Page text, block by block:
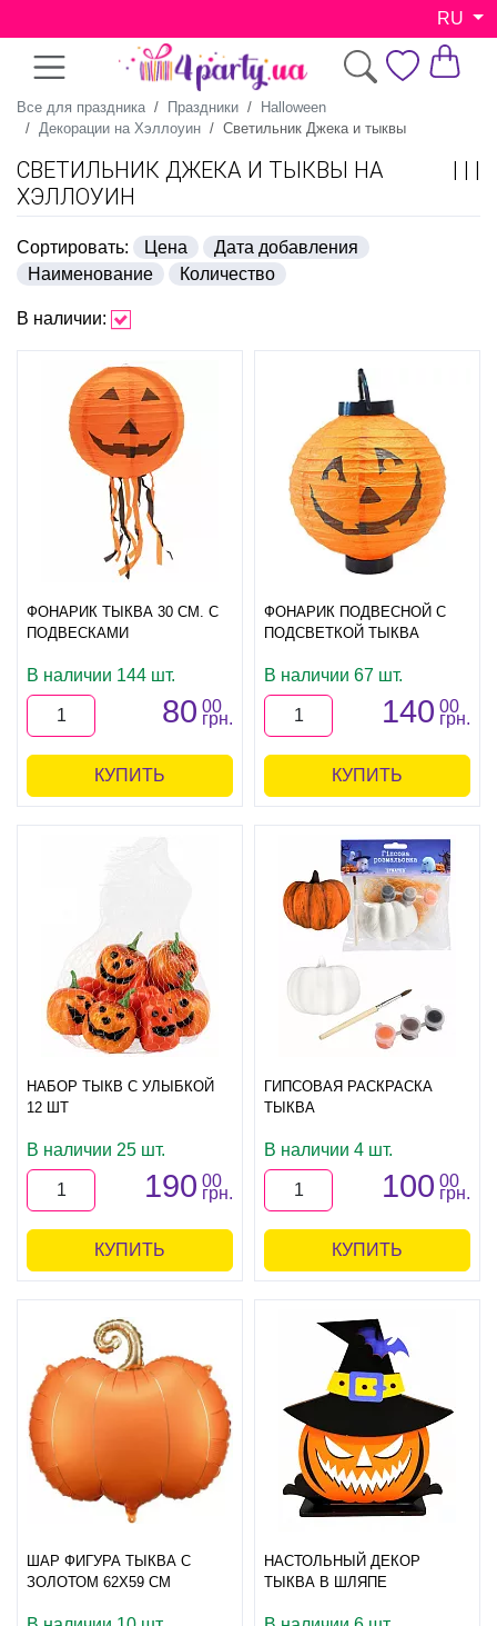
RU
Все для праздника Праздники
Halloween
Декорации на Хэллоуин
Светильник Джека и тыквы
СВЕТИЛЬНИК ДЖЕКА И ТЫКВЫ НА
ХЭЛЛОУИН
Сортировать: Цена
Дата добавления
Наименование
Количество
В наличии:
ФОНАРИК ТЫКВА 30 СМ. С
ПОДВЕСКАМИ
В наличии 144 шт.
80 00
грн.
КУПИТЬ
ФОНАРИК ПОДВЕСНОЙ С
ПОДСВЕТКОЙ ТЫКВА
В наличии 67 шт.
140 00
грн.
КУПИТЬ
НАБОР ТЫКВ С УЛЫБКОЙ
12 ШТ
В наличии 25 шт.
190 00
грн.
КУПИТЬ
ГИПСОВАЯ РАСКРАСКА
ТЫКВА
В наличии 4 шт.
100 00
грн.
КУПИТЬ
ШАР ФИГУРА ТЫКВА С
ЗОЛОТОМ 62Х59 СМ
НАСТОЛЬНЫЙ ДЕКОР
ТЫКВА В ШЛЯПЕ